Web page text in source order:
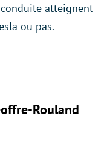
conduite atteignent
ou pas.
Rouland